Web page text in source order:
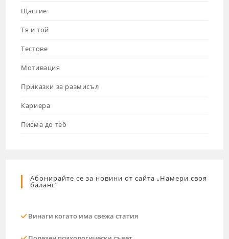
Щастие
Тя и той
Тестове
Мотивация
Приказки за размисъл
Кариера
Писма до теб
Абонирайте се за новини от сайта „Намери своя
баланс“
Винаги когато има свежа статия